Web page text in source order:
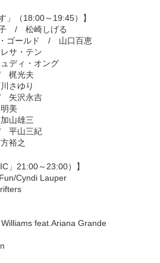
」（18:00～19:45）】
/ 松崎しげる
ゴールド / 山口百恵
・テン
ィ・オング
梶光夫
さゆり
矢沢永吉
美
山雄三
平山三紀
裕之
」21:00～23:00）】
Cyndi Lauper
feat.Ariana Grande